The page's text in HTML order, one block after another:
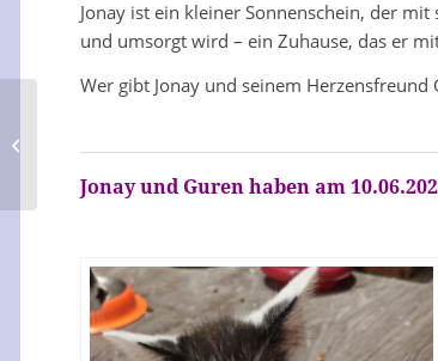
Jonay ist ein kleiner Sonnenschein, der
und umsorgt wird – ein Zuhause, das er
Wer gibt Jonay und seinem Herzensfreund
Jonay und Guren haben am